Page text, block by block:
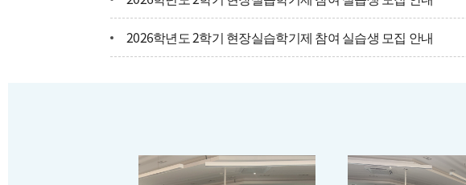
2026학년도 2학기 현장실습학기제 참여 실습생 모집 안내